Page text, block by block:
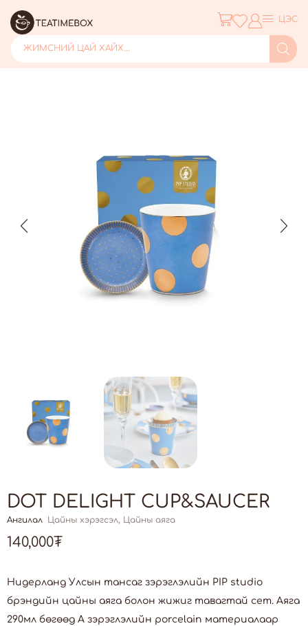
ЖИМСНИЙ ЦАЙ ХАЙХ...
ЦЭС
DOT DELIGHT CUP&SAUCER
Ангилал Цайны хэрэгсэл, Цайны аяга
140,000₮
Нидерланд Улсын тансаг зэрэглэлийн PIP studio
брэндийн цайны аяга болон жижиг тавагтай сет. Аяга
290мл бөгөөд А зэрэглэлийн porcelain материалаар